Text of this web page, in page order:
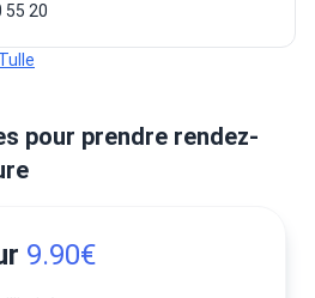
55 20
Tulle
pour prendre rendez-
9.90€